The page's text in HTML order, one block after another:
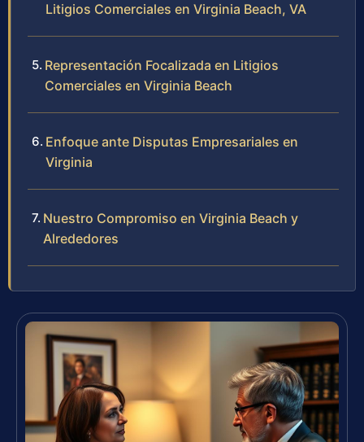
Litigios Comerciales en Virginia Beach, VA
Representación Focalizada en Litigios
Comerciales en Virginia Beach
Enfoque ante Disputas Empresariales en
Virginia
Nuestro Compromiso en Virginia Beach y
Alrededores